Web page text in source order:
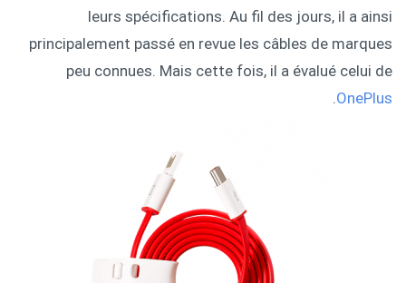
leurs spécifications. Au fil des jours, il a ainsi
principalement passé en revue les câbles de marques
peu connues. Mais cette fois, il a évalué celui de
OnePlus
.